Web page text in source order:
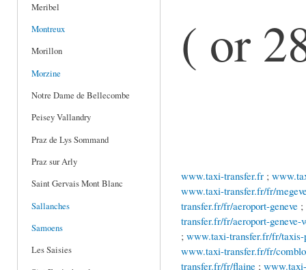
Meribel
Montreux
Morillon
Morzine
Notre Dame de Bellecombe
Peisey Vallandry
Praz de Lys Sommand
Praz sur Arly
Saint Gervais Mont Blanc
Sallanches
Samoens
Les Saisies
( or
www.taxi-transfer.fr ;
www.taxi-transfer.fr/fr/
transfer.fr/fr/aeroport-geneve ;
transfer.fr/fr/aeroport-geneve-
; www.taxi-transfer.fr/fr/taxis-
www.taxi-transfer.fr/fr/
transfer.fr/fr/flaine ;